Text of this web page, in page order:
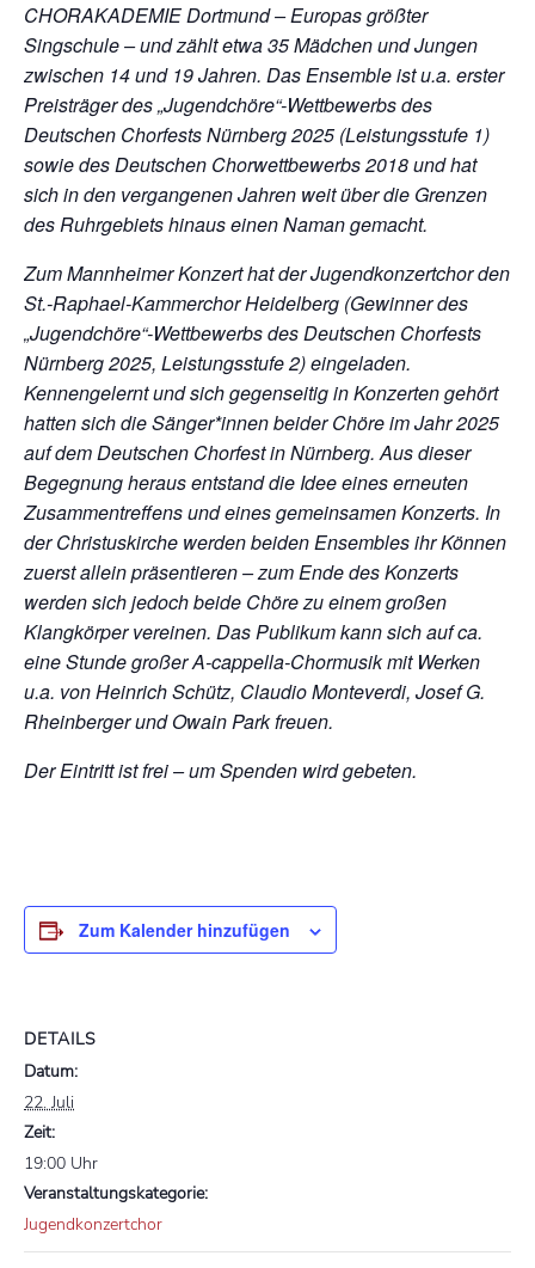
CHORAKADEMIE Dort­mund – Europas größter
Singschule – und zählt etwa 35 Mädchen und Jungen
zwischen 14 und 19 Jahren. Das Ensemble ist u.a. erster
Preisträger des „Jugendchöre“-Wettbewerbs des
Deutschen Chorfests Nürnberg 2025 (Leistungsstufe 1)
sowie des Deutschen Chorwettbewerbs 2018 und hat
sich in den vergangenen Jahren weit über die Grenzen
des Ruhrgebiets hinaus einen Naman gemacht.
Zum Mannheimer Konzert hat der Jugendkonzertchor den
St.-Raphael-Kammerchor Heidelberg (Gewinner des
„Jugendchöre“-Wettbewerbs des Deutschen Chorfests
Nürnberg 2025, Leistungsstufe 2) eingeladen.
Kennengelernt und sich gegenseitig in Konzerten gehört
hatten sich die Sänger*innen beider Chöre im Jahr 2025
auf dem Deutschen Chorfest in Nürnberg. Aus dieser
Begegnung heraus entstand die Idee eines erneuten
Zusammentreffens und eines gemeinsamen Konzerts. In
der Christuskirche werden beiden Ensembles ihr Können
zuerst allein präsentieren – zum Ende des Konzerts
werden sich jedoch beide Chöre zu einem großen
Klangkörper vereinen. Das Publikum kann sich auf ca.
eine Stunde großer A-cappella-Chormusik mit Werken
u.a. von Heinrich Schütz, Claudio Monteverdi, Josef G.
Rheinberger und Owain Park freuen.
Der Eintritt ist frei – um Spenden wird gebeten.
Zum Kalender hinzufügen
DETAILS
Datum:
22. Juli
Zeit:
19:00 Uhr
Veranstaltungskategorie:
Jugendkonzertchor